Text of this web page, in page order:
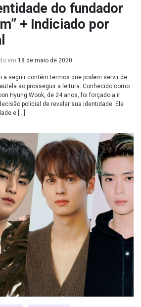
do fundador
+ Indiciado por
em 18 de maio de 2020
a seguir contém termos que podem servir de
ao prosseguir a leitura. Conhecido como
Hyung Wook, de 24 anos, foi forçado a ir
policial de revelar sua identidade. Ele
e […]